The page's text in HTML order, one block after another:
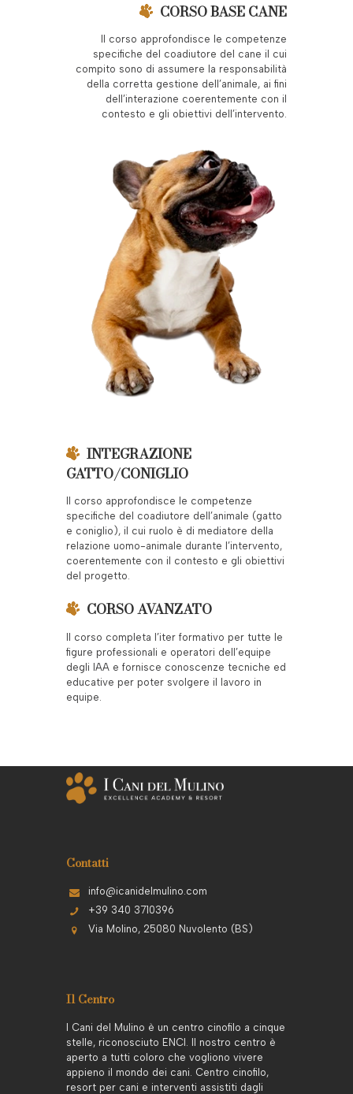
CORSO BASE CANE
Il corso approfondisce le competenze
specifiche del coadiutore del cane il cui
compito sono di assumere la responsabilità
della corretta gestione dell’animale, ai fini
dell’interazione coerentemente con il
contesto e gli obiettivi dell’intervento.
INTEGRAZIONE
GATTO/CONIGLIO
Il corso approfondisce le competenze
specifiche del coadiutore dell’animale (gatto
e coniglio), il cui ruolo è di mediatore della
relazione uomo-animale durante l’intervento,
coerentemente con il contesto e gli obiettivi
del progetto.
CORSO AVANZATO
Il corso completa l’iter formativo per tutte le
figure professionali e operatori dell’equipe
degli IAA e fornisce conoscenze tecniche ed
educative per poter svolgere il lavoro in
equipe.
Contatti
info@icanidelmulino.com
+39 340 3710396
Via Molino, 25080 Nuvolento (BS)
Il Centro
I Cani del Mulino è un centro cinofilo a cinque
stelle, riconosciuto ENCI. Il nostro centro è
aperto a tutti coloro che vogliono vivere
appieno il mondo dei cani. Centro cinofilo,
resort per cani e interventi assistiti dagli